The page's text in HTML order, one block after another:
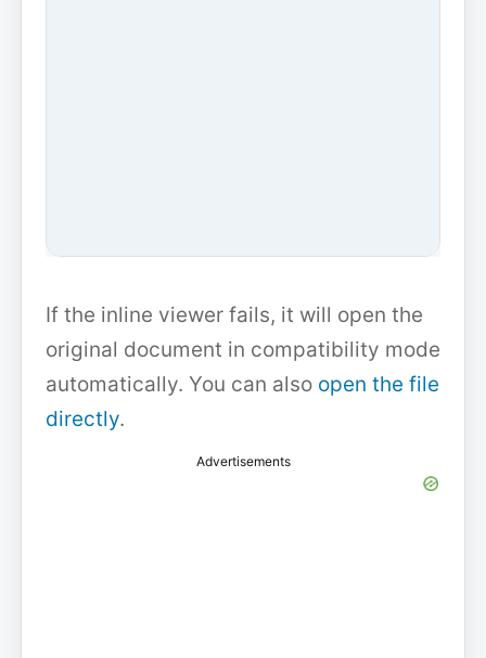
If the inline viewer fails, it will open the
original document in compatibility mode
automatically. You can also open the file
directly.
Advertisements